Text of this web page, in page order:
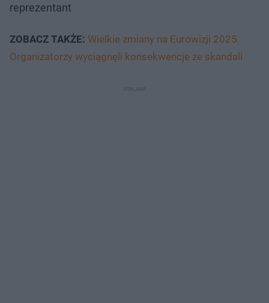
reprezentant
ZOBACZ TAKŻE: Wielkie zmiany na Eurowizji 2025.
Organizatorzy wyciągnęli konsekwencje ze skandali